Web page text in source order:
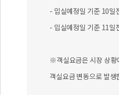
- 입실예정일 기준 10
- 입실예정일 기준 11
※객실요금은 시장 상황
객실요금 변동으로 발